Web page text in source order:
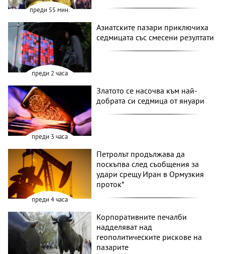
преди 55 мин.
преди 2 часа
Азиатските пазари приключиха
седмицата със смесени резултати
преди 3 часа
Златото се насочва към най-
добрата си седмица от януари
преди 4 часа
Петролът продължава да
поскъпва след съобщения за
удари срещу Иран в Ормузкия
проток*
Корпоративните печалби
надделяват над
геополитическите рискове на
пазарите